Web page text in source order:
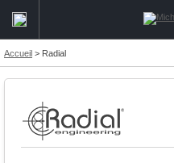
Accueil > Radial